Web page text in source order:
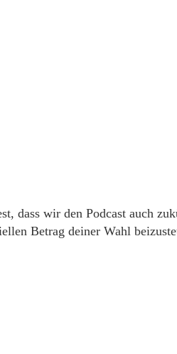
dass wir den Podcast auch
Betrag deiner Wahl